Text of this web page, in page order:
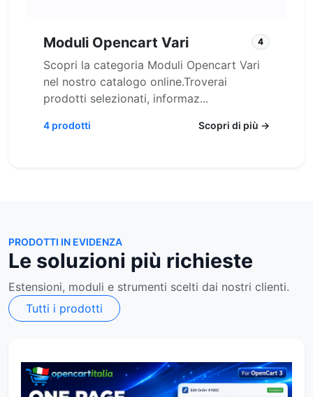
Moduli Opencart Vari 4
Scopri la categoria Moduli Opencart Vari
nel nostro catalogo online.Troverai
prodotti selezionati, informaz...
4 prodotti Scopri di più →
PRODOTTI IN EVIDENZA
Le soluzioni più richieste
Estensioni, moduli e strumenti scelti dai nostri clienti.
Tutti i prodotti